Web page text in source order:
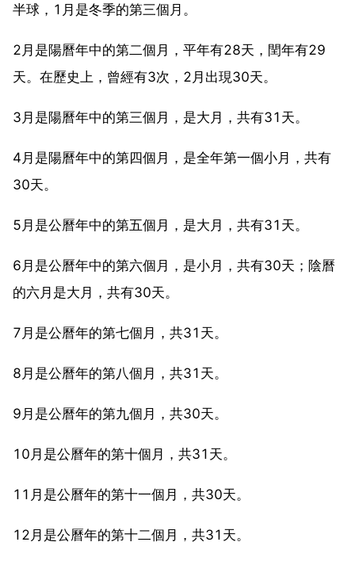
半球，1月是冬季的第三個月。
2月是陽曆年中的第二個月，平年有28天，閏年有29
天。在歷史上，曾經有3次，2月出現30天。
3月是陽曆年中的第三個月，是大月，共有31天。
4月是陽曆年中的第四個月，是全年第一個小月，共有
30天。
5月是公曆年中的第五個月，是大月，共有31天。
6月是公曆年中的第六個月，是小月，共有30天；陰曆
的六月是大月，共有30天。
7月是公曆年的第七個月，共31天。
8月是公曆年的第八個月，共31天。
9月是公曆年的第九個月，共30天。
10月是公曆年的第十個月，共31天。
11月是公曆年的第十一個月，共30天。
12月是公曆年的第十二個月，共31天。